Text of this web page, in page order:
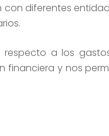
con diferentes
respecto a los
financiera y nos